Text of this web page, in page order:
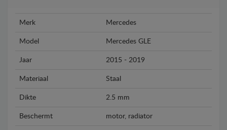
Merk Mercedes
Model Mercedes GLE
Jaar 2015 - 2019
Materiaal Staal
Dikte 2.5 mm
Beschermt motor, radiator